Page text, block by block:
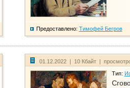
Предоставлено: Тимофей Бегров
01.12.2022 | 10 Кбайт |
Тип: